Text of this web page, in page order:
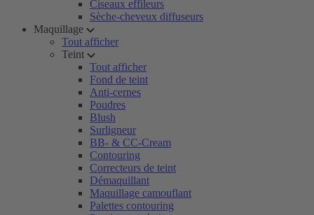
Ciseaux effileurs
Sèche-cheveux diffuseurs
Maquillage
Tout afficher
Teint
Tout afficher
Fond de teint
Anti-cernes
Poudres
Blush
Surligneur
BB- & CC-Cream
Contouring
Correcteurs de teint
Démaquillant
Maquillage camouflant
Palettes contouring